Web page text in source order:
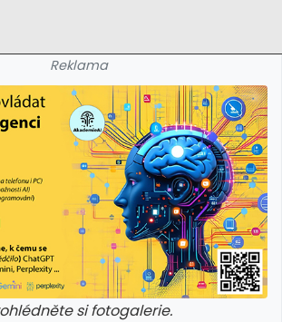
Reklama
si fotogalerie.